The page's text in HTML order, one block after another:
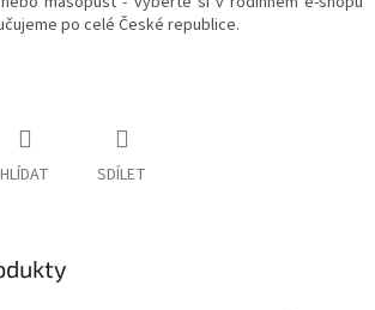
po celé České republice.
HLÍDAT SDÍLET